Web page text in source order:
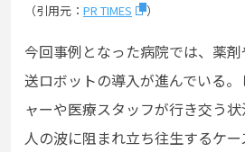
（引用元： PR TIMES ）
今回事例となった病院では、薬
送ロボットの導入が進んでいる
ャーや医療スタッフが行き交う
人の波に阻まれ立ち往生するケー